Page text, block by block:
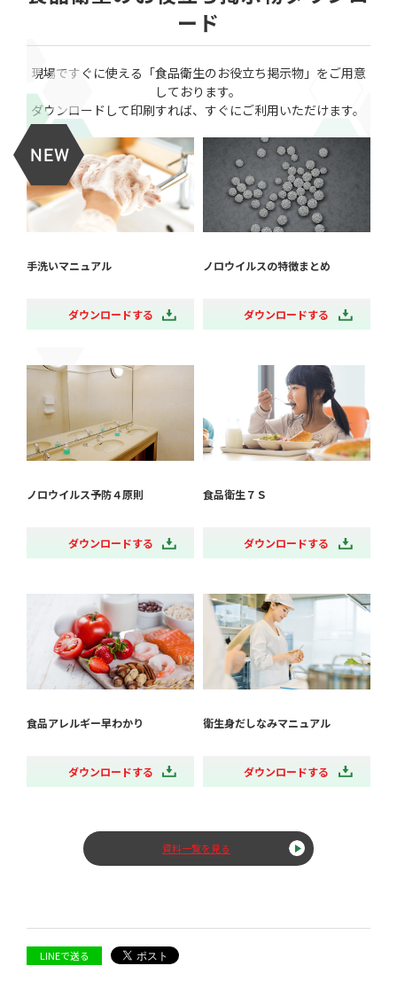
ード
現場ですぐに使える「食品衛生のお役立ち掲示物」をご用意
しております。
ダウンロードして印刷すれば、すぐにご利用いただけます。
手洗いマニュアル
ダウンロードする
ノロウイルスの特徴まとめ
ダウンロードする
ノロウイルス予防４原則
ダウンロードする
食品衛生７Ｓ
ダウンロードする
食品アレルギー早わかり
ダウンロードする
衛生身だしなみマニュアル
ダウンロードする
資料一覧を見る
LINEで送る